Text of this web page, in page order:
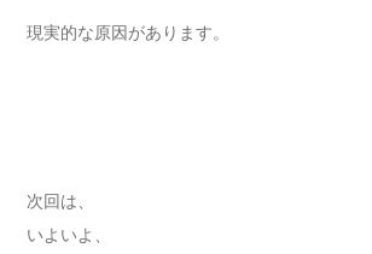
現実的な原因があります。
次回は、
いよいよ、